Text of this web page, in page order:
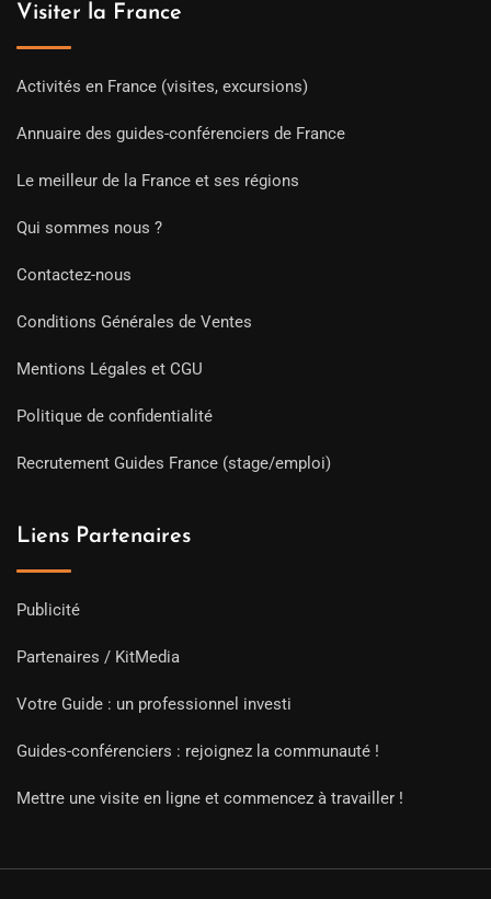
Visiter la France
Activités en France (visites, excursions)
Annuaire des guides-conférenciers de France
Le meilleur de la France et ses régions
Qui sommes nous ?
Contactez-nous
Conditions Générales de Ventes
Mentions Légales et CGU
Politique de confidentialité
Recrutement Guides France (stage/emploi)
Liens Partenaires
Publicité
Partenaires / KitMedia
Votre Guide : un professionnel investi
Guides-conférenciers : rejoignez la communauté !
Mettre une visite en ligne et commencez à travailler !